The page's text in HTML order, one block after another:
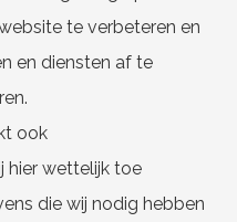
te verbeteren en
en diensten af te
ook
hier wettelijk toe
die wij nodig hebben